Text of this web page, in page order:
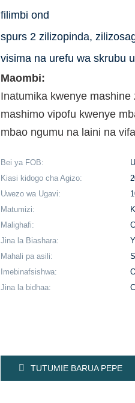
filimbi ond
spurs 2 zilizopinda,
visima na urefu wa skrubu
Maombi:
Inatumika kwenye
mashimo vipofu kwenye
mbao ngumu na laini na
Bei ya FOB:
Kiasi kidogo cha Agizo:
Uwezo wa Ugavi:
Matumizi:
Malighafi:
Jina la Biashara:
Mahali pa asili:
Imebinafsishwa:
Jina la bidhaa:
TUTUMIE BARUA PEPE